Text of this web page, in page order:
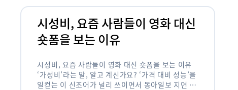
시성비, 요즘 사람들이 영화 대신
숏폼을 보는 이유
시성비, 요즘 사람들이 영화 대신 숏폼을 보는 이유
‘가성비’라는 말, 알고 계신가요? ‘가격 대비 성능’을
일컫는 이 신조어가 널리 쓰이면서 동아일보 지면 기